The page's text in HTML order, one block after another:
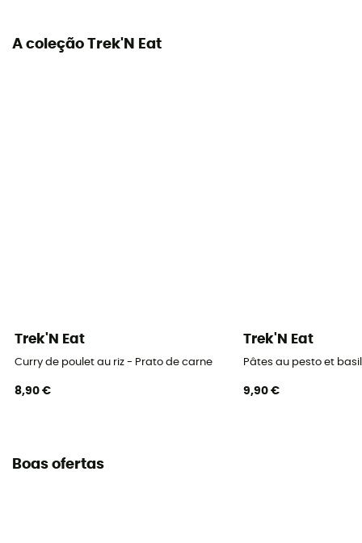
A coleção Trek'N Eat
Trek'N Eat
Curry de poulet au riz - Prato de carne
8,90 €
Trek'N Eat
Pâtes au pesto et
9,90 €
Boas ofertas